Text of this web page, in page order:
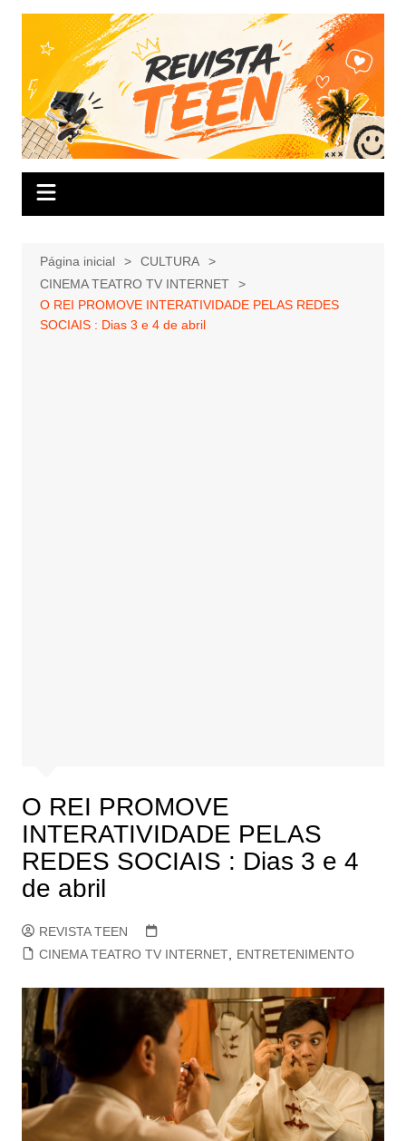
conteúdo
Página inicial
CULTURA
CINEMA TEATRO TV INTERNET
O REI PROMOVE INTERATIVIDADE PELAS REDES
SOCIAIS : Dias 3 e 4 de abril
O REI PROMOVE
INTERATIVIDADE PELAS
REDES SOCIAIS : Dias 3 e 4
de abril
REVISTA TEEN
CINEMA TEATRO TV INTERNET, ENTRETENIMENTO